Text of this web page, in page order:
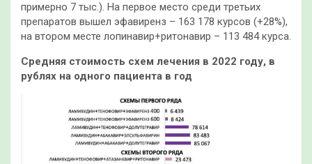
примерно 7 тыс.). На первое место среди третьих
препаратов вышел эфавиренз – 163 178 курсов (+28%),
на втором месте лопинавир+ритонавир – 113 484 курса.
Средняя стоимость схем лечения в 2022 году, в
рублях на одного пациента в год